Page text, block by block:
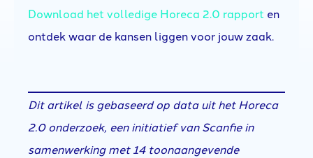
Download het volledige Horeca 2.0 rapport en
ontdek waar de kansen liggen voor jouw zaak.
Dit artikel is gebaseerd op data uit het Horeca
2.0 onderzoek, een initiatief van Scanfie in
samenwerking met 14 toonaangevende